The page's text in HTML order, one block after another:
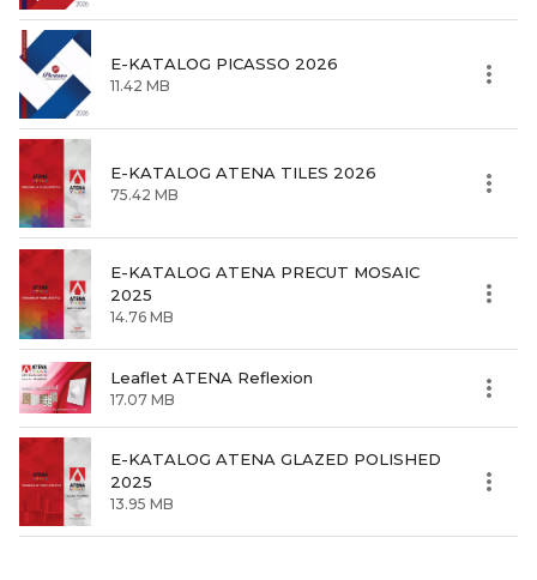
E-KATALOG PICASSO 2026
11.42 MB
E-KATALOG ATENA TILES 2026
75.42 MB
E-KATALOG ATENA PRECUT MOSAIC
2025
14.76 MB
Leaflet ATENA Reflexion
17.07 MB
E-KATALOG ATENA GLAZED POLISHED
2025
13.95 MB